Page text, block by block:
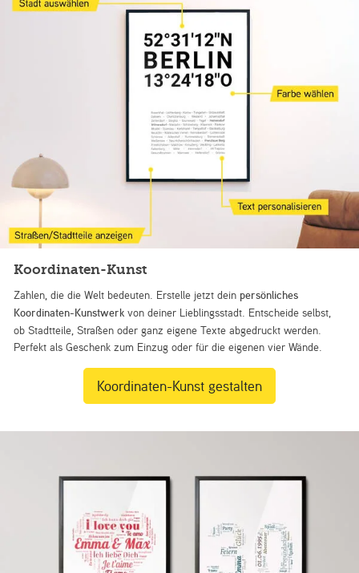
Koordinaten-Kunst
Zahlen, die die Welt bedeuten. Erstelle jetzt dein persönliches
Koordinaten-Kunstwerk von deiner Lieblingsstadt. Entscheide selbst,
ob Stadtteile, Straßen oder ganz eigene Texte abgedruckt werden.
Perfekt als Geschenk zum Einzug oder für die eigenen vier Wände.
Koordinaten-Kunst gestalten